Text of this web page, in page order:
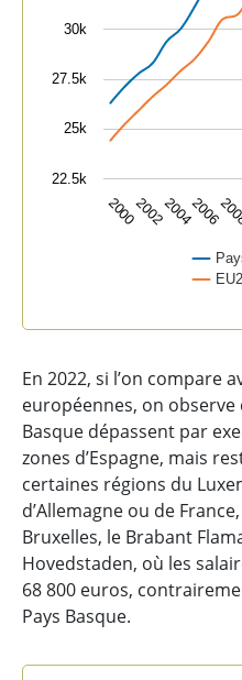
2000200220042006
22.5k
25k
27.5k
30k
En 2022, si l’on compare
européennes, on observe
Basque dépassent par
zones d’Espagne, mais
certaines régions du
d’Allemagne ou de
Bruxelles, le Brabant
Hovedstaden, où les
68 800 euros,
Pays Basque.